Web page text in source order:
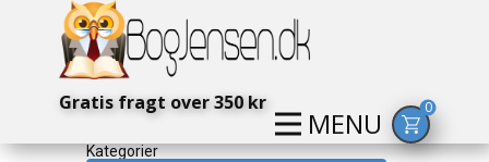
MENU
Gratis fragt over 350 kr 0
Kategorier